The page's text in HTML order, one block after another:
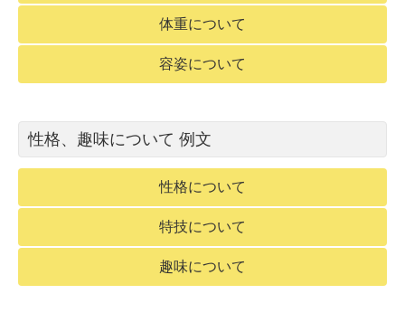
体重について
容姿について
性格、趣味について 例文
性格について
特技について
趣味について